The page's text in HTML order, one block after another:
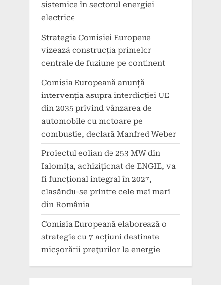
sistemice în sectorul energiei
electrice
Strategia Comisiei Europene
vizează construcția primelor
centrale de fuziune pe continent
Comisia Europeană anunță
intervenția asupra interdicției UE
din 2035 privind vânzarea de
automobile cu motoare pe
combustie, declară Manfred Weber
Proiectul eolian de 253 MW din
Ialomița, achiziționat de ENGIE, va
fi funcțional integral în 2027,
clasându-se printre cele mai mari
din România
Comisia Europeană elaborează o
strategie cu 7 acțiuni destinate
micșorării preţurilor la energie